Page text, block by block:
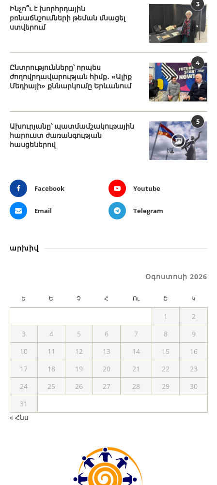
3
Ինչո՞ւ է խորհրդային
բռնաճնշումների թեման մնացել
ստվերում
4
Ընտրությունները՝ որպես
ժողովրդավարության հիմք․ «Ալիք
Մեդիայի» քննարկումը Երևանում
5
Ախուրյանը՝ պատմամշակութային
հարուստ ժառանգության
հասցեներով
Facebook Youtube
Email Telegram
արխիվ
Օգոստոսի 2026
Ե Ե Չ Հ Ու Շ Կ
1
2
3
4 5 6 7 8
9
10
11 12 13 14 15
16
17
18 19 20 21 22
23
24
25 26 27 28 29
30
31
« Հնս